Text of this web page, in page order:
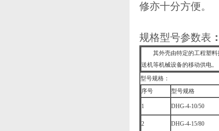
修亦十分方便。
规格型号参数表
其外壳由特定的工程塑料
送机等机械设备的移动供电。
型号规格：
序号
型号规格
1 DHG-4-10/50
2 DHG-4-15/80